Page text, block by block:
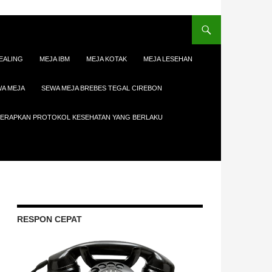
MEJA IBM MEJA KOTAK MEJA LESEHAN
MEJA SEWA MEJA BREBES TEGAL CIREBON
PROTOKOL KESEHATAN YANG BERLAKU
RESPON CEPAT